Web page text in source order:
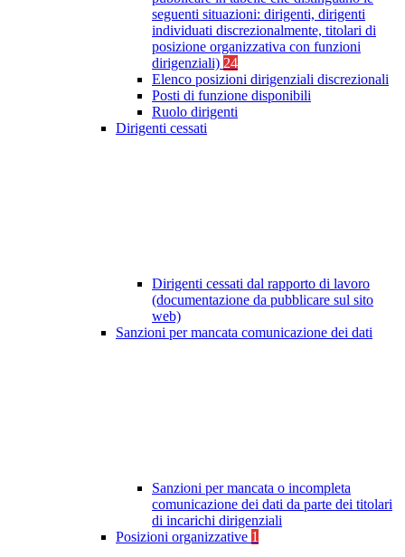
seguenti situazioni: dirigenti, dirigenti
individuati discrezionalmente, titolari di
posizione organizzativa con funzioni
dirigenziali) 24
Elenco posizioni dirigenziali discrezionali
Posti di funzione disponibili
Ruolo dirigenti
Dirigenti cessati
Dirigenti cessati dal rapporto di lavoro
(documentazione da pubblicare sul sito
web)
Sanzioni per mancata comunicazione dei dati
Sanzioni per mancata o incompleta
comunicazione dei dati da parte dei titolari
di incarichi dirigenziali
Posizioni organizzative 1